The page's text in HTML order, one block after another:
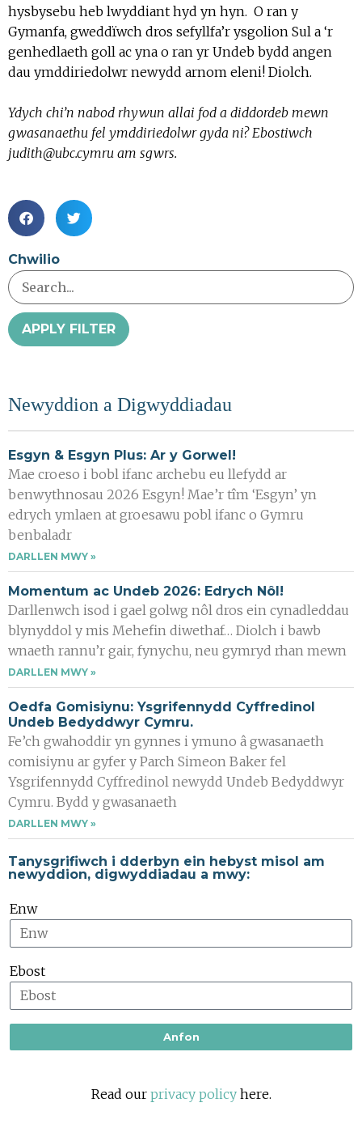
hysbysebu heb lwyddiant hyd yn hyn. O ran y
Gymanfa, gweddïwch dros sefyllfa’r ysgolion Sul a ‘r
genhedlaeth goll ac yna o ran yr Undeb bydd angen
dau ymddiriedolwr newydd arnom eleni! Diolch.
Ydych chi’n nabod rhywun allai fod a diddordeb mewn
gwasanaethu fel ymddiriedolwr gyda ni? Ebostiwch
judith@ubc.cymru am sgwrs.
Chwilio
APPLY FILTER
Newyddion a Digwyddiadau
Esgyn & Esgyn Plus: Ar y Gorwel!
Mae croeso i bobl ifanc archebu eu llefydd ar
benwythnosau 2026 Esgyn! Mae’r tîm ‘Esgyn’ yn
edrych ymlaen at groesawu pobl ifanc o Gymru
benbaladr
DARLLEN MWY »
Momentum ac Undeb 2026: Edrych Nôl!
Darllenwch isod i gael golwg nôl dros ein cynadleddau
blynyddol y mis Mehefin diwethaf… Diolch i bawb
wnaeth rannu’r gair, fynychu, neu gymryd rhan mewn
DARLLEN MWY »
​Oedfa Gomisiynu: Ysgrifennydd Cyffredinol
Undeb Bedyddwyr Cymru.
Fe’ch gwahoddir yn gynnes i ymuno â gwasanaeth
comisiynu ar gyfer y Parch Simeon Baker fel
Ysgrifennydd Cyffredinol newydd Undeb Bedyddwyr
Cymru. Bydd y gwasanaeth
DARLLEN MWY »
Tanysgrifiwch i dderbyn ein hebyst misol am
newyddion, digwyddiadau a mwy:
Enw
Ebost
Anfon
Read our privacy policyhere.